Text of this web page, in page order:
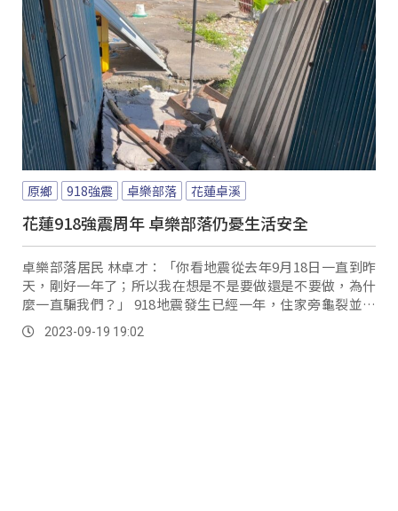
原鄉 918強震 卓樂部落 花蓮卓溪
花蓮918強震周年 卓樂部落仍憂生活安全
卓樂部落居民 林卓才：「你看地震從去年9月18日一直到昨
天，剛好一年了；所以我在想是不是要做還是不要做，為什
麼一直騙我們？」 918地震發生已經一年，住家旁龜裂並隨
時可能會倒塌，不免讓族人心生恐懼。
2023-09-19 19:02